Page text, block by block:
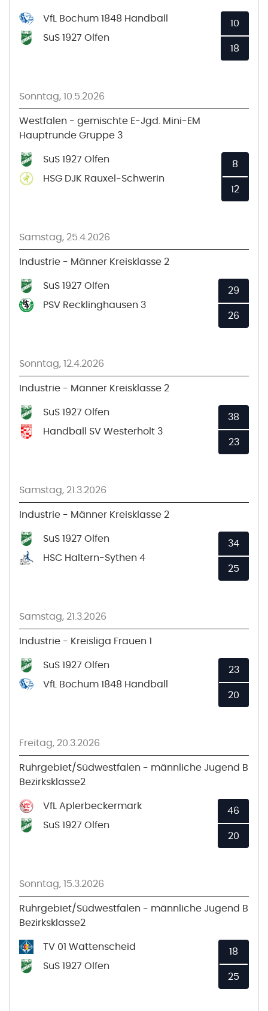
VfL Bochum 1848 Handball
SuS 1927 Olfen
10
18
Sonntag, 10.5.2026
Westfalen - gemischte E-Jgd. Mini-EM
Hauptrunde Gruppe 3
SuS 1927 Olfen
HSG DJK Rauxel-Schwerin
8
12
Samstag, 25.4.2026
Industrie - Männer Kreisklasse 2
SuS 1927 Olfen
PSV Recklinghausen 3
29
26
Sonntag, 12.4.2026
Industrie - Männer Kreisklasse 2
SuS 1927 Olfen
Handball SV Westerholt 3
38
23
Samstag, 21.3.2026
Industrie - Männer Kreisklasse 2
SuS 1927 Olfen
HSC Haltern-Sythen 4
34
25
Samstag, 21.3.2026
Industrie - Kreisliga Frauen 1
SuS 1927 Olfen
VfL Bochum 1848 Handball
23
20
Freitag, 20.3.2026
Ruhrgebiet/Südwestfalen - männliche Jugend B
Bezirksklasse2
VfL Aplerbeckermark
SuS 1927 Olfen
46
20
Sonntag, 15.3.2026
Ruhrgebiet/Südwestfalen - männliche Jugend B
Bezirksklasse2
TV 01 Wattenscheid
SuS 1927 Olfen
18
25